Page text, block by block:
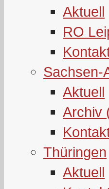
Aktuell
RO
Sachsen-
Aktuell
Archiv
Thüringen
Aktuell